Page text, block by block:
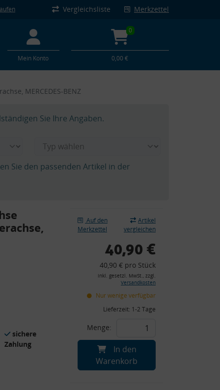
Vergleichsliste Merkzettel
Mein Konto
0
0,00 €
MERCEDES-BENZ
Sie Ihre Angaben.
Sie den passenden Artikel in der
sichere
Zahlung
Auf den
Merkzettel
Artikel
vergleichen
40,90 €
40,90 € pro Stück
inkl. gesetzl. MwSt., zzgl.
Versandkosten
Nur wenige verfügbar
Lieferzeit: 1-2 Tage
Menge:
In den
Warenkorb